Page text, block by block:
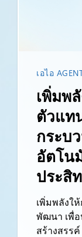
เอไอ
เพิ่มพ
ตัวแท
กระบ
อัตโน
ประสิ
เพิ่มพลังใ
พัฒนา เพื่
สร้างสรร